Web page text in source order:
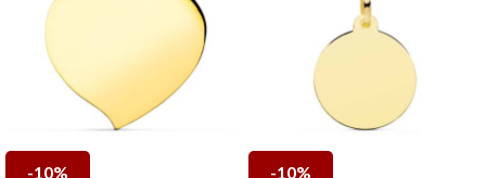
-10% -10%